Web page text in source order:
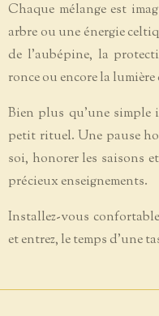
Chaque mélange est
arbre ou une énergie
de l'aubépine, la
ronce ou encore la
Bien plus qu'une simple
petit rituel. Une pause
soi, honorer les saisons
précieux enseignements.
Installez-vous
et entrez, le temps d'une